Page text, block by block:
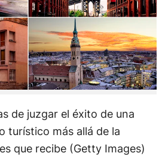
de juzgar el éxito de una
turístico más allá de la
que recibe (Getty Images)